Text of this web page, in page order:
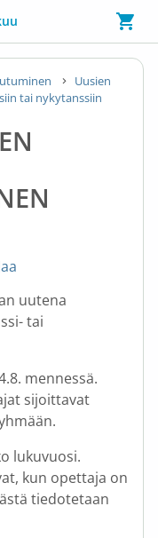
Uusien
tai nykytanssiin
uutena
tai
mennessä.
sijoittavat
lukuvuosi.
kun opettaja on
tiedotetaan